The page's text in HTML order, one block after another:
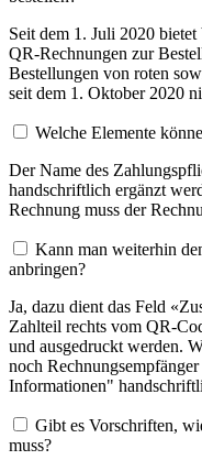
Seit dem 1. Juli 2020
QR-Rechnungen zur
Bestellungen von roten
seit dem 1. Oktober 2020
Welche Elemente
Der Name des
handschriftlich ergänzt
Rechnung muss der
Kann man weiterhin
anbringen?
Ja, dazu dient das Feld
Zahlteil rechts vom QR-
und ausgedruckt werden.
noch
Informationen"
Gibt es Vorschriften,
muss?